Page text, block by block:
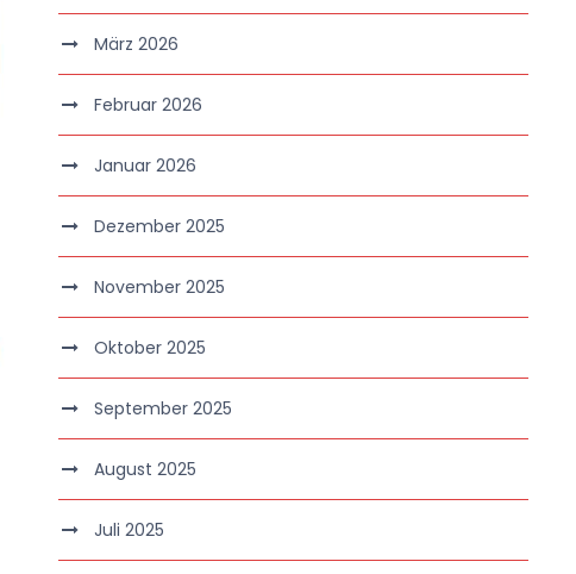
März 2026
Februar 2026
Januar 2026
Dezember 2025
November 2025
Oktober 2025
September 2025
August 2025
Juli 2025